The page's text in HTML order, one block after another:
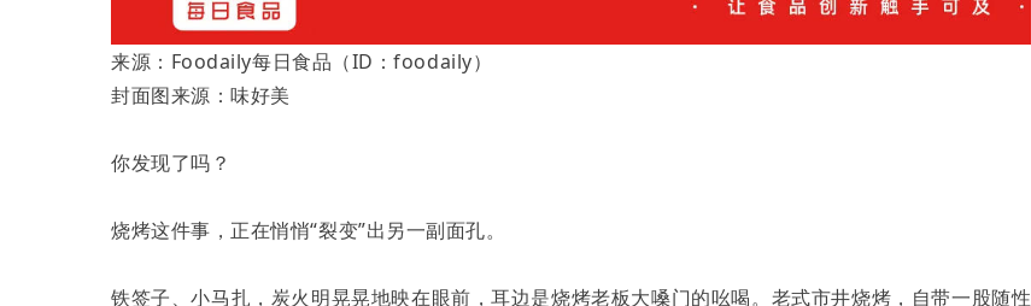
来源：Foodaily每日食品（ID：foodaily）
封面图来源：味好美
你发现了吗？
烧烤这件事，正在悄悄“裂变”出另一副面孔。
铁签子、小马扎，炭火明晃晃地映在眼前，耳边是烧烤老板大嗓门的吆喝。老式市井烧烤，自带一股随性